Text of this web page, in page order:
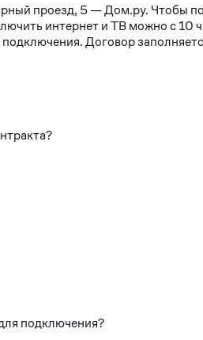
проезд, 5 — Дом.ру. Чтобы
интернет и ТВ можно с 10
Договор
подключения?